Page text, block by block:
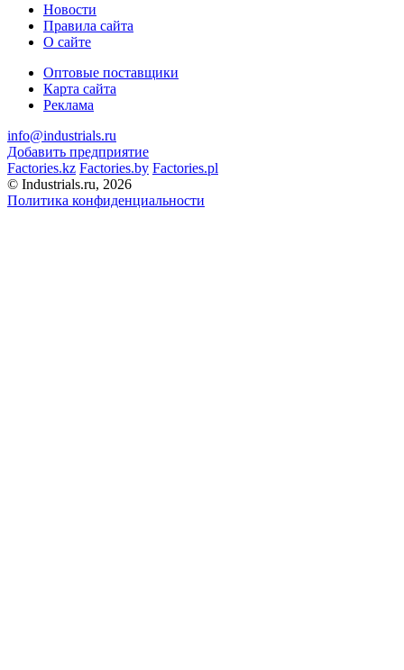
Новости
Правила сайта
О сайте
Оптовые поставщики
Карта сайта
Реклама
info@industrials.ru
Добавить предприятие
Factories.kz Factories.by Factories.pl
© Industrials.ru, 2026
Политика конфиденциальности